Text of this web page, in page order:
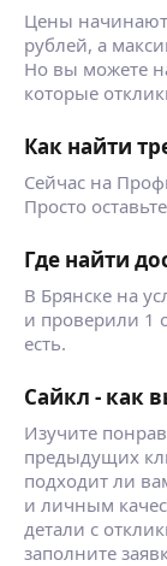
Цены
рублей, а
Но вы можете
которые
Как найти
Сейчас на
Просто
Где найти
В Брянске на
и проверили 1
есть.
Сайкл - как
Изучите
предыдущих
подходит ли
и личным
детали с
заполните